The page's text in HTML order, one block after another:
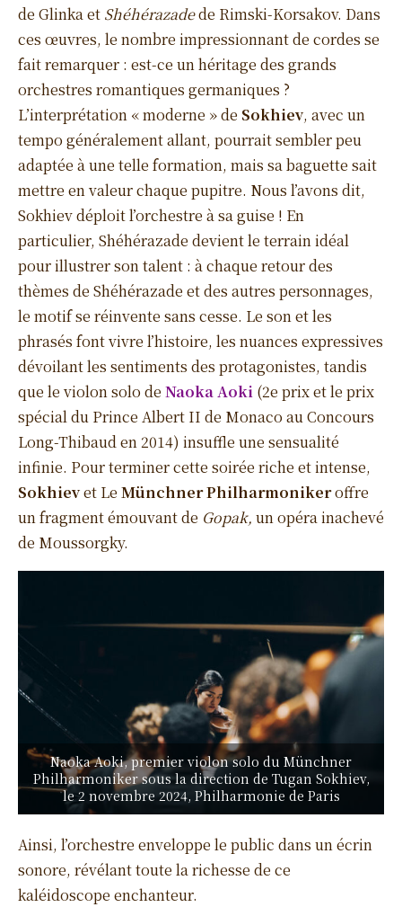
de Glinka et Shéhérazadede Rimski-Korsakov. Dans
ces œuvres, le nombre impressionnant de cordes se
fait remarquer : est-ce un héritage des grands
orchestres romantiques germaniques ?
L’interprétation « moderne » de Sokhiev, avec un
tempo généralement allant, pourrait sembler peu
adaptée à une telle formation, mais sa baguette sait
mettre en valeur chaque pupitre. Nous l’avons dit,
Sokhiev déploit l’orchestre à sa guise ! En
particulier, Shéhérazade devient le terrain idéal
pour illustrer son talent : à chaque retour des
thèmes de Shéhérazade et des autres personnages,
le motif se réinvente sans cesse. Le son et les
phrasés font vivre l’histoire, les nuances expressives
dévoilant les sentiments des protagonistes, tandis
que le violon solo de Naoka Aoki (2e prix et le prix
spécial du Prince Albert II de Monaco au Concours
Long-Thibaud en 2014) insuffle une sensualité
infinie. Pour terminer cette soirée riche et intense,
Sokhievet Le Münchner Philharmonikeroffre
un fragment émouvant de Gopak, un opéra inachevé
de Moussorgky.
Naoka Aoki, premier violon solo du Münchner
Philharmoniker sous la direction de Tugan Sokhiev,
le 2 novembre 2024, Philharmonie de Paris
Ainsi, l’orchestre enveloppe le public dans un écrin
sonore, révélant toute la richesse de ce
kaléidoscope enchanteur.